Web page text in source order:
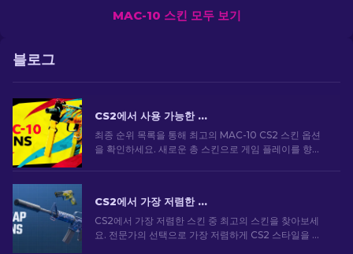
MAC-10 스킨 모두 보기
블로그
CS2에서 사용 가능한 상위 MAC-10 스킨: 순위 목록 [2026]
최종 순위 목록을 통해 최고의 MAC-10 CS2 스킨 옵션
을 확인하세요. 새로운 총 스킨으로 게임 플레이를 향상
CS2에서 가장 저렴한 스킨 [2026]
CS2에서 가장 저렴한 스킨 중 최고의 스킨을 찾아보세
요. 전문가의 선택으로 가장 저렴하게 CS2 스타일을 업